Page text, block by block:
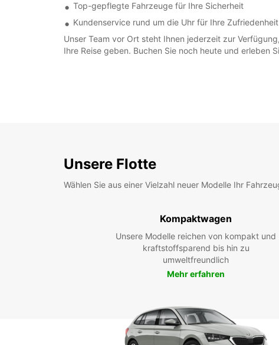
Top-gepflegte Fahrzeuge für Ihre Sicherheit
Kundenservice rund um die Uhr für Ihre Zufriedenheit
Unser Team vor Ort steht Ihnen jederzeit zur
Ihre Reise geben. Buchen Sie noch heute und erleben
Unsere Flotte
Wählen Sie aus einer Vielzahl neuer Modelle Ihr
Kompaktwagen
Unsere Modelle reichen von kompakt und
kraftstoffsparend bis hin zu
umweltfreundlich
Mehr erfahren